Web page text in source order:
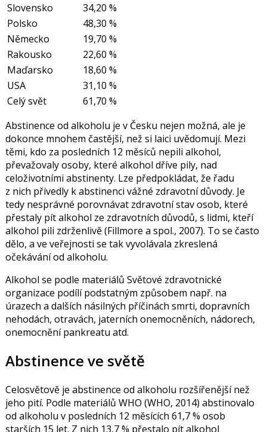
Slovensko
34,20 %
Polsko
48,30 %
Německo
19,70 %
Rakousko
22,60 %
Maďarsko
18,60 %
USA
31,10 %
Celý svět
61,70 %
Abstinence od alkoholu je v Česku nejen možná, ale je
dokonce mnohem častější, než si laici uvědomují. Mezi
těmi, kdo za posledních 12 měsíců nepili alkohol,
převažovaly osoby, které alkohol dříve pily, nad
celoživotními abstinenty. Lze předpokládat, že řadu
z nich přivedly k abstinenci vážné zdravotní důvody. Je
tedy nesprávné porovnávat zdravotní stav osob, které
přestaly pít alkohol ze zdravotních důvodů, s lidmi, kteří
alkohol pili zdrženlivě (Fillmore a spol., 2007). To se často
dělo, a ve veřejnosti se tak vyvolávala zkreslená
očekávání od alkoholu.
Alkohol se podle materiálů Světové zdravotnické
organizace podílí podstatným způsobem např. na
úrazech a dalších násilných příčinách smrti, dopravních
nehodách, otravách, jaterních onemocněních, nádorech,
onemocnění pankreatu atd.
Abstinence ve světě
Celosvětově je abstinence od alkoholu rozšířenější než
jeho pití. Podle materiálů WHO (WHO, 2014) abstinovalo
od alkoholu v posledních 12 měsících 61,7 % osob
starších 15 let. Z nich 13,7 % přestalo pít alkohol